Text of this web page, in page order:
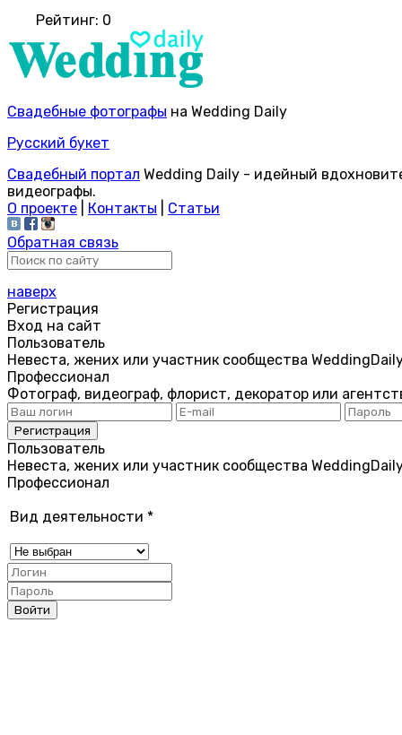
Рейтинг: 0
Свадебные фотографы на Wedding Daily
Русский букет
Свадебный портал Wedding Daily - идейный
видеографы.
О проекте
Контакты
Статьи
Обратная связь
наверх
Регистрация
Вход на сайт
Пользователь
Невеста, жених или участник сообщества
Профессионал
Фотограф, видеограф, флорист, декоратор или
Пользователь
Невеста, жених или участник сообщества
Профессионал
Вид деятельности *